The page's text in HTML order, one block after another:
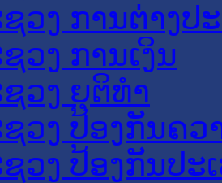
ວງ ການຕ່າງປ
ວງ ການເງິນ
ວງ ຍຸຕິທໍາ
ວງ ປ້ອງກັນຄວ
ວງ ປ້ອງກັນປະ